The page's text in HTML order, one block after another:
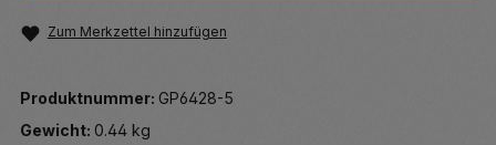
Zum Merkzettel hinzufügen
Produktnummer: GP6428-5
Gewicht: 0.44 kg